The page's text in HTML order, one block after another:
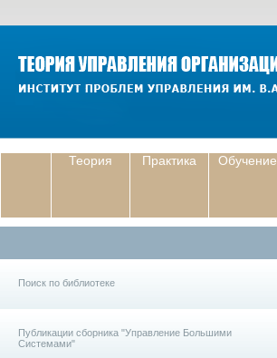
Теория Практика Обучение
Поиск по библиотеке
Публикации сборника "Управление Большими
Системами"